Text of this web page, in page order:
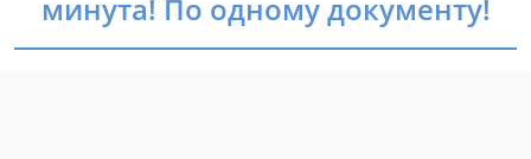
минута! По одному документу!